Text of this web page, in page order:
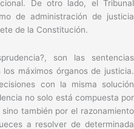
De otro lado, el Tribunal
de administración de justicia
de la Constitución.
son las sentencias
máximos órganos de justicia.
con la misma solución
no solo está compuesta por
también por el razonamiento
a resolver de determinada